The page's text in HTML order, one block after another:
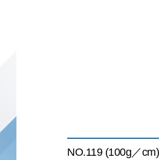
NO.119 (100g／